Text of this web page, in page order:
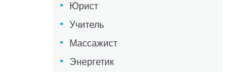
Юрист
Учитель
Массажист
Энергетик